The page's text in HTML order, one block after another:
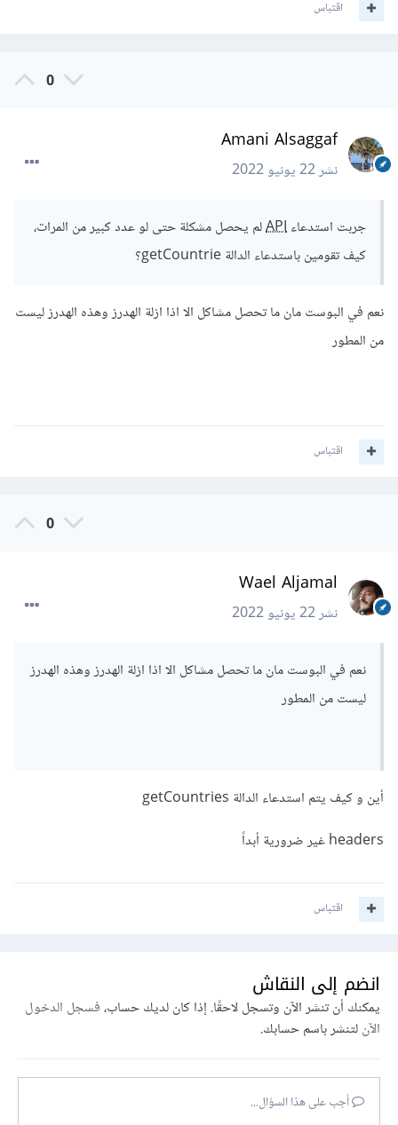
اقتباس
0
Amani Alsaggaf
نشر22 يونيو 2022
جربت استدعاءAPIلم يحصل مشكلة حتى لو عدد كبير من المرات،
كيف تقومين باستدعاء الدالة getCountrie؟
نعم في البوست مان ما تحصل مشاكل الا اذا ازلة الهدرز وهذه الهدرز ليست
من المطور
اقتباس
0
Wael Aljamal
نشر22 يونيو 2022
نعم في البوست مان ما تحصل مشاكل الا اذا ازلة الهدرز وهذه الهدرز
ليست من المطور
أين و كيف يتم استدعاء الدالة getCountries
headers غير ضرورية أبداً
اقتباس
انضم إلى النقاش
يمكنك أن تنشر الآن وتسجل لاحقًا. إذا كان لديك حساب،فسجل الدخول
الآنلتنشر باسم حسابك.
أجب على هذا السؤال...